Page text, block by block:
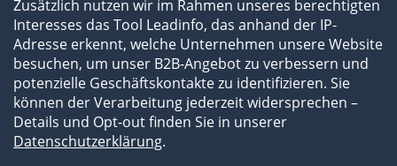
Impressum
Datenschutzerklärung
Zusätzlich nutzen wir im Rahmen unseres berechtigten
Interesses das Tool Leadinfo, das anhand der IP-
Adresse erkennt, welche Unternehmen unsere Website
besuchen, um unser B2B-Angebot zu verbessern und
potenzielle Geschäftskontakte zu identifizieren. Sie
können der Verarbeitung jederzeit widersprechen –
Details und Opt-out finden Sie in unserer
Datenschutzerklärung.